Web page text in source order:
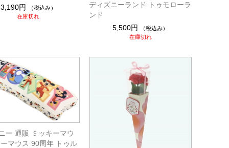
3,190円
（税込み）
在庫切れ
ディズニーランド トゥモローラ
ンド
5,500円
（税込み）
在庫切れ
ー 通販 ミッキーマウ
マウス 90周年 トゥル